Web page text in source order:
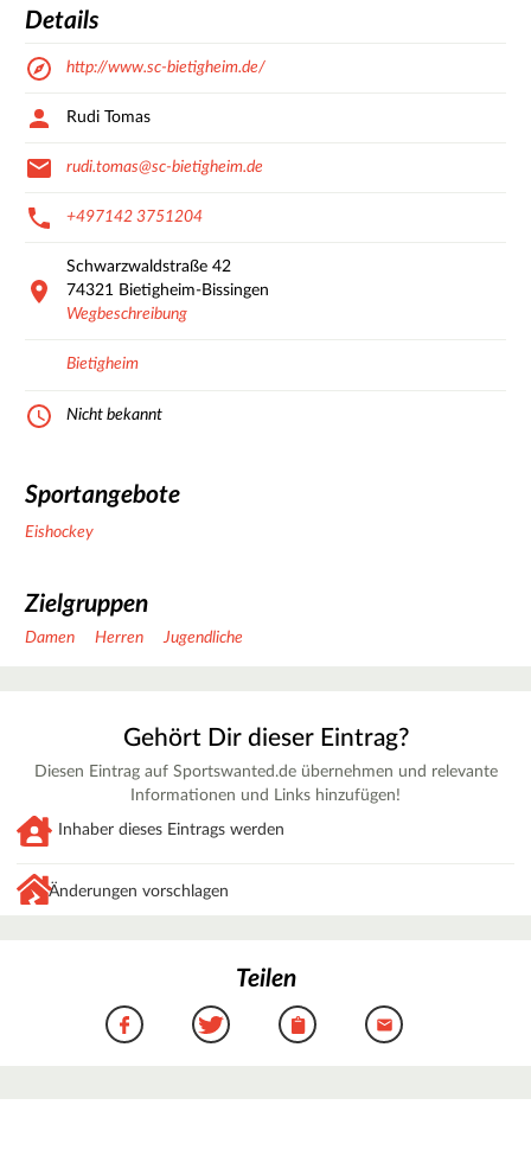
Details
http://www.sc-bietigheim.de/
Rudi Tomas
rudi.tomas@sc-bietigheim.de
+497142 3751204
Schwarzwaldstraße 42
74321 Bietigheim-Bissingen
Wegbeschreibung
Bietigheim
Nicht bekannt
Sportangebote
Eishockey
Zielgruppen
Damen Herren Jugendliche
Gehört Dir dieser Eintrag?
Diesen Eintrag auf Sportswanted.de übernehmen und relevante
Informationen und Links hinzufügen!
Inhaber dieses Eintrags werden
Änderungen vorschlagen
Teilen